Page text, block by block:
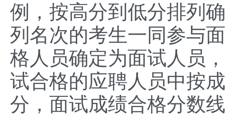
例，按高分到低分排列
列名次的考生一同参与
格人员确定为面试人员
试合格的应聘人员中按
分，面试成绩合格分数